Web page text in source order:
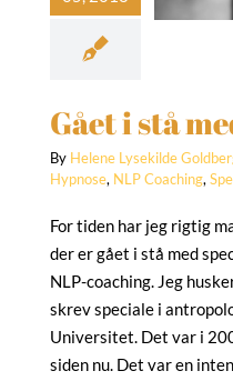
Eksamen
NLP Coaching
Yoga
Gået i stå
By Helene Lysekilde
Hypnose, NLP Coaching,
For tiden har jeg rigtig
der er gået i stå med
NLP-coaching. Jeg
skrev speciale i
Universitet. Det var i
siden nu. Det var en